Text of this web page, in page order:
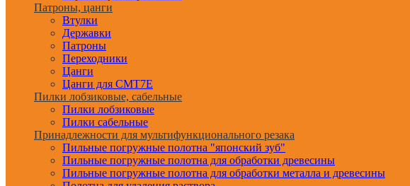
Патроны, цанги
Втулки
Державки
Патроны
Переходники
Цанги
Цанги для CMT7E
Пилки лобзиковые, сабельные
Пилки лобзиковые
Пилки сабельные
Принадлежности для мультифункционального резака
Пильные погружные полотна "японский зуб"
Пильные погружные полотна для обработки древесины
Пильные погружные полотна для обработки металла и древесины